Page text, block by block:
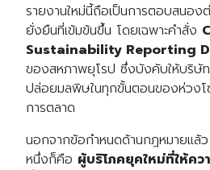
รายงานใหม่นี้ถือเป็นการตอบสนอ
ยั่งยืนที่เข้มข้นขึ้น โดยเฉพาะคำสั่ง
Sustainability Reporting
ของสหภาพยุโรป ซึ่งบังคับให้บริษั
ปล่อยมลพิษในทุกขั้นตอนของห่วง
การตลาด
นอกจากข้อกำหนดด้านกฎหมายแล้
หนึ่งก็คือ ผู้บริโภคยุคใหม่ที่ให้ค